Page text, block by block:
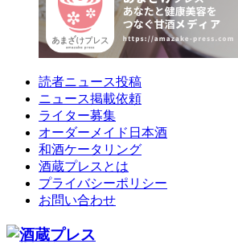
読者ニュース投稿
ニュース掲載依頼
ライター募集
オーダーメイド日本酒
和酒ケータリング
酒蔵プレスとは
プライバシーポリシー
お問い合わせ